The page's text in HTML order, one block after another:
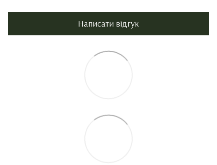
Написати відгук